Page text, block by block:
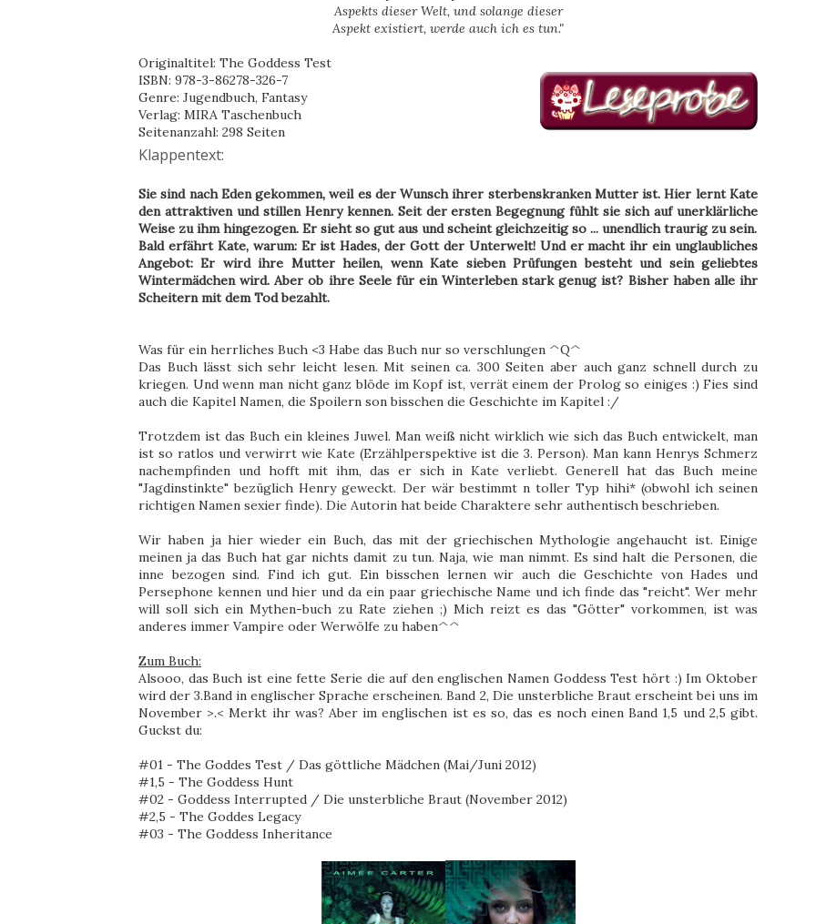
Aspekts dieser Welt, und solange dieser
Aspekt existiert, werde auch ich es tun."
Originaltitel: The Goddess Test
ISBN: 978-3-86278-326-7
Genre: Jugendbuch, Fantasy
Verlag: MIRA Taschenbuch
Seitenanzahl: 298 Seiten
Klappentext:
Sie sind nach Eden gekommen, weil es der Wunsch ihrer sterbenskranken Mutter ist. Hier lernt Kate
den attraktiven und stillen Henry kennen. Seit der ersten Begegnung fühlt sie sich auf unerklärliche
Weise zu ihm hingezogen. Er sieht so gut aus und scheint gleichzeitig so ... unendlich traurig zu sein.
Bald erfährt Kate, warum: Er ist Hades, der Gott der Unterwelt! Und er macht ihr ein unglaubliches
Angebot: Er wird ihre Mutter heilen, wenn Kate sieben Prüfungen besteht und sein geliebtes
Wintermädchen wird. Aber ob ihre Seele für ein Winterleben stark genug ist? Bisher haben alle ihr
Scheitern mit dem Tod bezahlt.
Was für ein herrliches Buch <3 Habe das Buch nur so verschlungen ^Q^
Das Buch lässt sich sehr leicht lesen. Mit seinen ca. 300 Seiten aber auch ganz schnell durch zu
kriegen. Und wenn man nicht ganz blöde im Kopf ist, verrät einem der Prolog so einiges :) Fies sind
auch die Kapitel Namen, die Spoilern son bisschen die Geschichte im Kapitel :/
Trotzdem ist das Buch ein kleines Juwel. Man weiß nicht wirklich wie sich das Buch entwickelt, man
ist so ratlos und verwirrt wie Kate (Erzählperspektive ist die 3. Person). Man kann Henrys Schmerz
nachempfinden und hofft mit ihm, das er sich in Kate verliebt. Generell hat das Buch meine
"Jagdinstinkte" bezüglich Henry geweckt. Der wär bestimmt n toller Typ hihi* (obwohl ich seinen
richtigen Namen sexier finde). Die Autorin hat beide Charaktere sehr authentisch beschrieben.
Wir haben ja hier wieder ein Buch, das mit der griechischen Mythologie angehaucht ist. Einige
meinen ja das Buch hat gar nichts damit zu tun. Naja, wie man nimmt. Es sind halt die Personen, die
inne bezogen sind. Find ich gut. Ein bisschen lernen wir auch die Geschichte von Hades und
Persephone kennen und hier und da ein paar griechische Name und ich finde das "reicht". Wer mehr
will soll sich ein Mythen-buch zu Rate ziehen ;) Mich reizt es das "Götter" vorkommen, ist was
anderes immer Vampire oder Werwölfe zu haben^^
Zum Buch:
Alsooo, das Buch ist eine fette Serie die auf den englischen Namen Goddess Test hört :) Im Oktober
wird der 3.Band in englischer Sprache erscheinen. Band 2, Die unsterbliche Braut erscheint bei uns im
November >.< Merkt ihr was? Aber im englischen ist es so, das es noch einen Band 1,5 und 2,5 gibt.
Guckst du:
#01 - The Goddes Test / Das göttliche Mädchen (Mai/Juni 2012)
#1,5 - The Goddess Hunt
#02 - Goddess Interrupted / Die unsterbliche Braut (November 2012)
#2,5 - The Goddes Legacy
#03 - The Goddess Inheritance